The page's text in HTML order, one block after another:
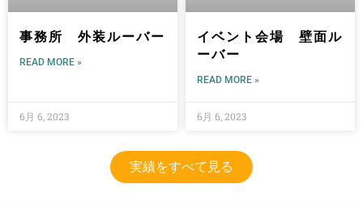
事務所 外装ルーバー
READ MORE »
6月 6, 2023
イベント会場 壁面ル
ーバー
READ MORE »
6月 6, 2023
実績をすべて見る